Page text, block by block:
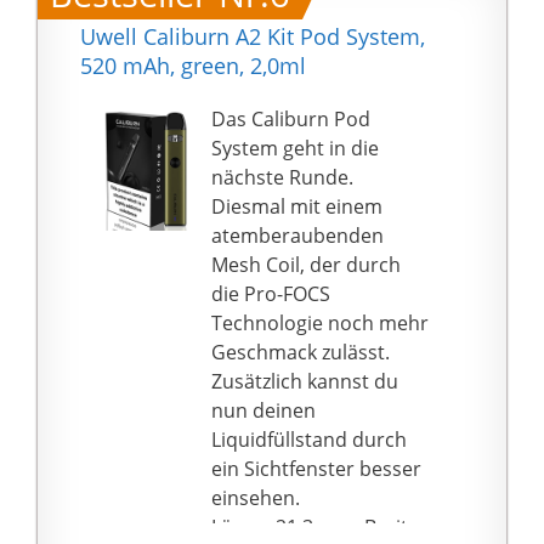
️ Rich Fruity Flavours -
Die Vape Stick
Kombipackung mit fünf
Geschmacksrichtungen
: Pinke Zitrone,
Erdbeere Kiwi,
Blutorange Guave, Mint
Eis und Pfirsich-Soda,
mit reichhaltigen
fruchtigen Noten, die
Ihren Gaumen
verwöhnen werden
️ Servicegarantie - wenn
unsere Einweg Shisha
hats irgendwelche
Probleme, wenden Sie
sich einfach an uns und
das Ihre schlafenden
Geschmacksknospen
weckt.
【Stabile Leistung】Der
Öltank der Vapes
besteht aus speziellem
Ölspeichermaterial, das
den Zerstäuber vom
Öltank isoliert und
mehrfach auslaufsicher
ist.
【Einfache Zutaten】
Diee Zigarette Ohne
Nikotin hat mehr als 40
Arten von giftigen und
schädlichen
Substanzen entfernt,
und die E-Liquid-
Uwell Caliburn A2 Kit Pod System,
520 mAh, green, 2,0ml
Das Caliburn Pod
System geht in die
nächste Runde.
Diesmal mit einem
atemberaubenden
Mesh Coil, der durch
die Pro-FOCS
Technologie noch mehr
Geschmack zulässt.
Zusätzlich kannst du
nun deinen
Liquidfüllstand durch
ein Sichtfenster besser
einsehen.
Länge: 21,3 mm, Breite: